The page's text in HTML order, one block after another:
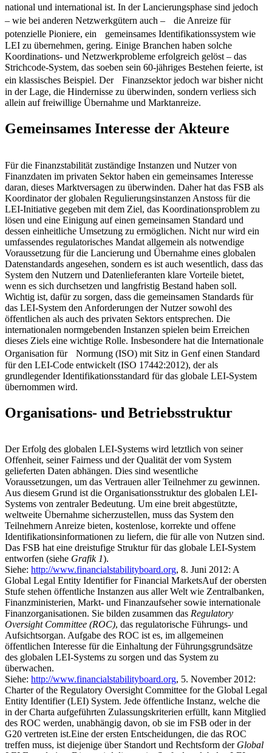
national und international ist. In der Lancierungsphase sind jedoch
– wie bei anderen Netzwerkgütern auch – die Anreize für
potenzielle Pioniere, ein gemeinsames Identifikationssystem wie
LEI zu übernehmen, gering. Einige Branchen haben solche
Koordinations- und Netzwerkprobleme erfolgreich gelöst – das
Strichcode-System, das soeben sein 60-jähriges Bestehen feierte, ist
ein klassisches Beispiel. Der Finanzsektor jedoch war bisher nicht
in der Lage, die Hindernisse zu überwinden, sondern verliess sich
allein auf freiwillige Übernahme und Marktanreize.
Gemeinsames Interesse der Akteure
Für die Finanzstabilität zuständige Instanzen und Nutzer von
Finanzdaten im privaten Sektor haben ein gemeinsames Interesse
daran, dieses Marktversagen zu überwinden. Daher hat das FSB als
Koordinator der globalen Regulierungsinstanzen Anstoss für die
LEI-Initiative gegeben mit dem Ziel, das Koordinationsproblem zu
lösen und eine Einigung auf einen gemeinsamen Standard und
dessen einheitliche Umsetzung zu ermöglichen. Nicht nur wird ein
umfassendes regulatorisches Mandat allgemein als notwendige
Voraussetzung für die Lancierung und Übernahme eines globalen
Datenstandards angesehen, sondern es ist auch wesentlich, dass das
System den Nutzern und Datenlieferanten klare Vorteile bietet,
wenn es sich durchsetzen und langfristig Bestand haben soll.
Wichtig ist, dafür zu sorgen, dass die ­gemeinsamen Standards für
das LEI-System den Anforderungen der Nutzer sowohl des
öffentlichen als auch des privaten Sektors entsprechen. Die
internationalen normgebenden Instanzen spielen beim Erreichen
dieses Ziels eine wichtige Rolle. Insbesondere hat die Internationale
Organisation für Normung (ISO) mit Sitz in Genf einen Standard
für den LEI-Code entwickelt (ISO 17442:2012), der als
grundlegender Identifikationsstandard für das globale LEI-System
übernommen wird.
Organisations- und Betriebsstruktur
Der Erfolg des globalen LEI-Systems wird letztlich von seiner
Offenheit, seiner Fairness und der Qualität der vom System
gelieferten Daten abhängen. Dies sind wesentliche
Voraussetzungen, um das Vertrauen aller Teilnehmer zu gewinnen.
Aus diesem Grund ist die Organisationsstruktur des globalen LEI-
Systems von zentraler Bedeutung. Um eine breit abgestützte,
weltweite Übernahme sicherzustellen, muss das System den
Teilnehmern Anreize bieten, kostenlose, korrekte und offene
Identifikationsinformationen zu liefern, die für alle von Nutzen sind.
Das FSB hat eine dreistufige Struktur für das globale LEI-System
entworfen (siehe Grafik 1).
Siehe: http://www.financialstabilityboard.org, 8. Juni 2012: A
Global Legal Entity Identifier for Financial MarketsAuf der obersten
Stufe stehen öffentliche Instanzen aus aller Welt wie Zentralbanken,
Finanzministerien, Markt- und Finanzaufseher sowie internationale
Finanzorganisationen. Sie bilden zusammen das Regulatory
Oversight Committee (ROC), das regulatorische Führungs- und
Aufsichtsorgan. Aufgabe des ROC ist es, im allgemeinen
öffentlichen Interesse für die Einhaltung der Führungsgrundsätze
des globalen LEI-Systems zu sorgen und das System zu
überwachen.
Siehe: http://www.financialstabilityboard.org, 5. November 2012:
Charter of the Regulatory Oversight Committee for the Global Legal
Entity Identifier (LEI) System. Jede öffentliche Instanz, welche die
in der Charta aufgeführten Zulassungskriterien erfüllt, kann Mitglied
des ROC werden, unabhängig davon, ob sie im FSB oder in der
G20 vertreten ist.Eine der ersten Entscheidungen, die das ROC
treffen muss, ist diejenige über Standort und Rechtsform der Global